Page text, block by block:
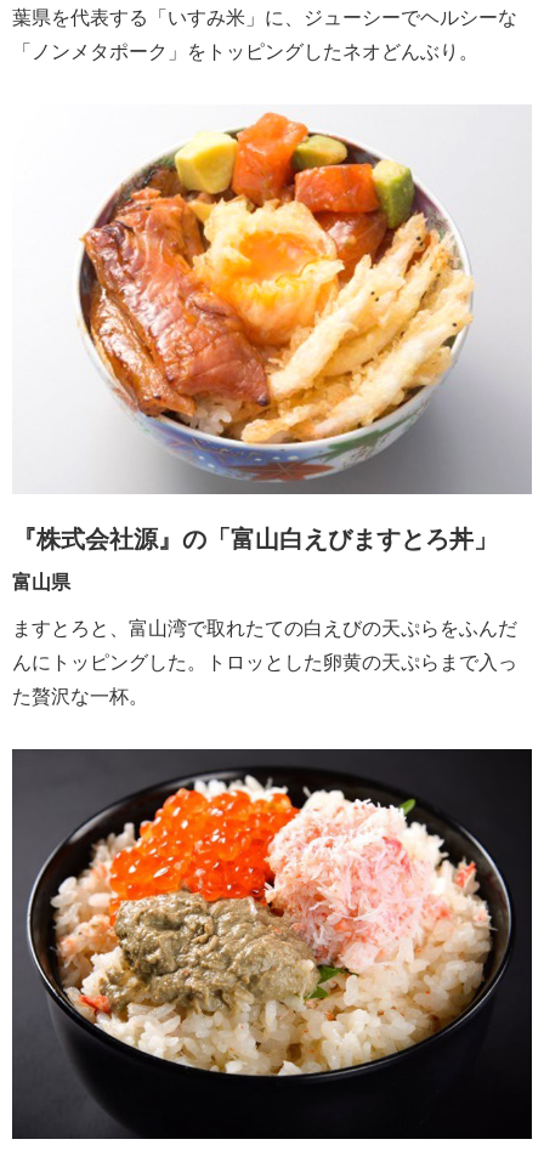
葉県を代表する「いすみ米」に、ジューシーでヘルシーな
「ノンメタポーク」をトッピングしたネオどんぶり。
『株式会社源』の「富山白えびますとろ丼」
富山県
ますとろと、富山湾で取れたての白えびの天ぷらをふんだ
んにトッピングした。トロッとした卵黄の天ぷらまで入っ
た贅沢な一杯。